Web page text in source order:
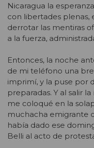
Nicaragua la
con libertades plenas,
derrotar las mentiras
a la fuerza,
Entonces, la noche
de mi teléfono una
imprimí, y la puse por
preparadas. Y al salir
me coloqué en la
muchacha emigrante
había dado ese
Belli al acto de